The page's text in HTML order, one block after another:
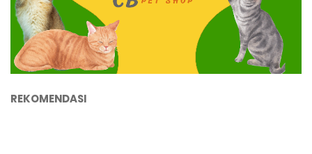
REKOMENDASI